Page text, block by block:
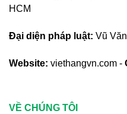
HCM
Đại diện pháp luật: Vũ
Website: viethangvn.com -
VỀ CHÚNG TÔI